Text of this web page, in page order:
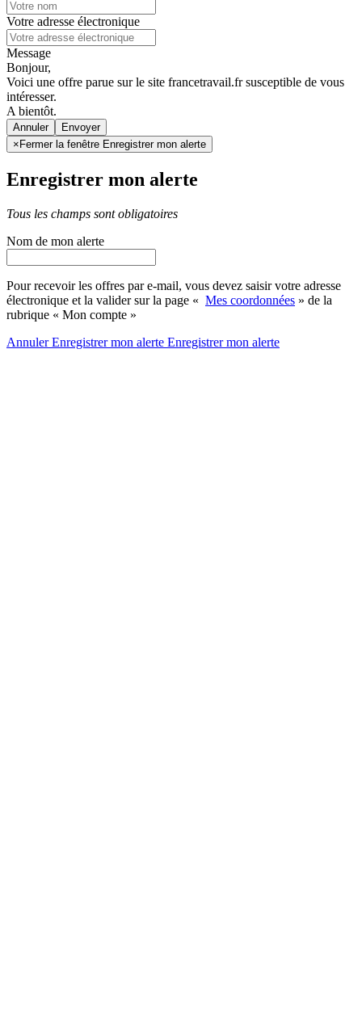
Votre adresse électronique
Message
Bonjour,
Voici une offre parue sur le site francetravail.fr susceptible de vous
intéresser.
A bientôt.
Annuler
× Fermer la fenêtre Enregistrer mon alerte
Enregistrer mon alerte
Tous les champs sont obligatoires
Nom de mon alerte
Pour recevoir les offres par e-mail, vous devez saisir votre adresse
électronique et la valider sur la page « Mes coordonnées » de la
rubrique « Mon compte »
AnnulerEnregistrer mon alerte Enregistrermon alerte